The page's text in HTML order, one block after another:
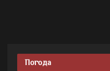
Погода